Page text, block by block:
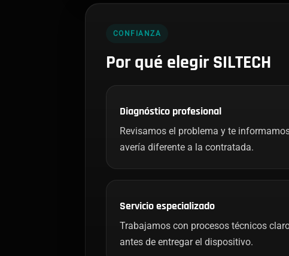
CONFIANZA
Por qué elegir SILTECH
Diagnóstico profesional
Revisamos el problema y te
avería diferente a la contratada.
Servicio especializado
Trabajamos con procesos técnicos
antes de entregar el dispositivo.